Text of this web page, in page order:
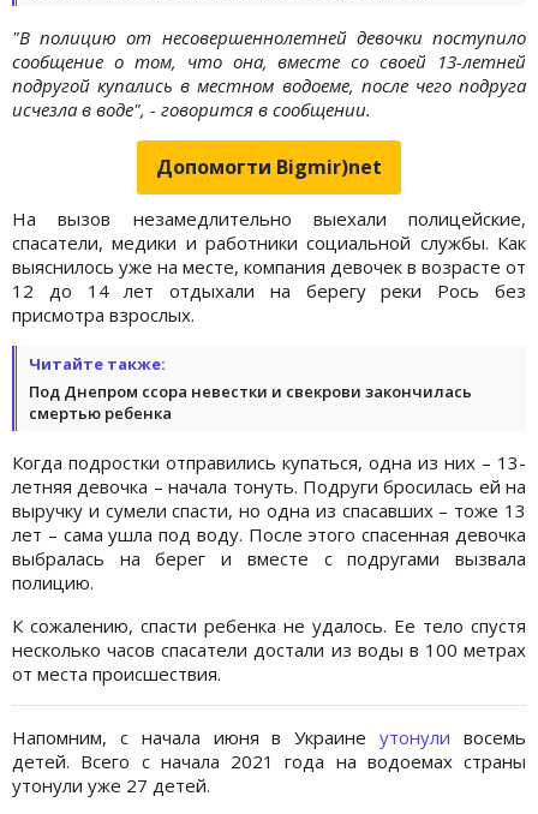
"В полицию от несовершеннолетней девочки поступило
сообщение о том, что она, вместе со своей 13-летней
подругой купались в местном водоеме, после чего подруга
исчезла в воде", - говорится в сообщении.
Допомогти Bigmir)net
На вызов незамедлительно выехали полицейские,
спасатели, медики и работники социальной службы. Как
выяснилось уже на месте, компания девочек в возрасте от
12 до 14 лет отдыхали на берегу реки Рось без
присмотра взрослых.
Читайте также:
Под Днепром ссора невестки и свекрови закончилась
смертью ребенка
Когда подростки отправились купаться, одна из них – 13-
летняя девочка – начала тонуть. Подруги бросилась ей на
выручку и сумели спасти, но одна из спасавших – тоже 13
лет – сама ушла под воду. После этого спасенная девочка
выбралась на берег и вместе с подругами вызвала
полицию.
К сожалению, спасти ребенка не удалось. Ее тело спустя
несколько часов спасатели достали из воды в 100 метрах
от места происшествия.
Напомним, с начала июня в Украинеутонули восемь
детей. Всего с начала 2021 года на водоемах страны
утонули уже 27 детей.